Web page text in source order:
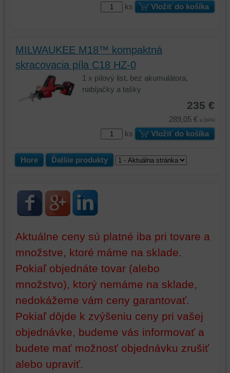
ks Vložiť do košíka
MILWAUKEE M18™ kompaktná
skracovacia píla C18 HZ-0
1 x pílový list, bez akumulátora,
nabíjačky a tašky
235 €
289,05 € s DPH
ks Vložiť do košíka
Hore Ďalšie produkty
Aktuálne ceny sú platné iba pri tovare a
množstve, ktoré máme na sklade.
Pokiaľ objednáte tovar (alebo
množstvo), ktorý nemáme na sklade,
nedokážeme vám ceny garantovať.
Pokiaľ dôjde k zvýšeniu ceny pri vašej
objednávke, budeme vás informovať a
budete mať možnosť objednávku zrušiť
alebo upraviť.
funkčnosti
platformy,
zážitku
prehliadania
váš
zážitok
prehliadania,
ukladať
bez
toho,
ste
mali
používateľský
alebo
prihlásenia,
používať
skripty
zdroje
tretích
strán,
widgety
atď.